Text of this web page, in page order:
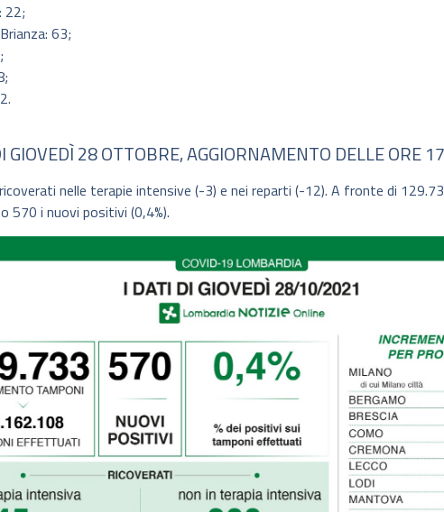
22;
63;
GIOVEDÌ 28 OTTOBRE, AGGIORNAMENTO DELLE ORE
nelle terapie intensive (-3) e nei reparti (-12). A fronte di
i nuovi positivi (0,4%).